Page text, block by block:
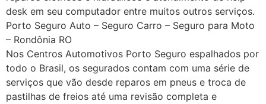
desk em seu computador entre muitos outros serviços.
Porto Seguro Auto – Seguro Carro – Seguro para Moto
– Rondônia RO
Nos Centros Automotivos Porto Seguro espalhados por
todo o Brasil, os segurados contam com uma série de
serviços que vão desde reparos em pneus e troca de
pastilhas de freios até uma revisão completa e